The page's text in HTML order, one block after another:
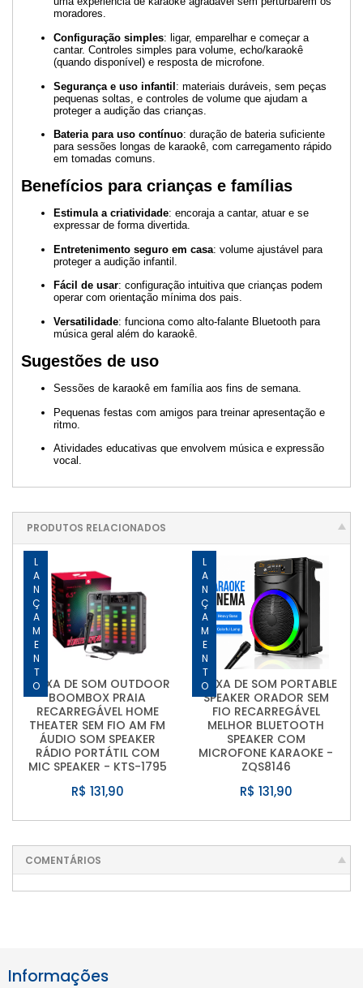
moradores.
Configuração simples: ligar, emparelhar e começar a
cantar. Controles simples para volume, echo/karaokê
(quando disponível) e resposta de microfone.
Segurança e uso infantil: materiais duráveis, sem peças
pequenas soltas, e controles de volume que ajudam a
proteger a audição das crianças.
Bateria para uso contínuo: duração de bateria suficiente
para sessões longas de karaokê, com carregamento rápido
em tomadas comuns.
Benefícios para crianças e famílias
Estimula a criatividade: encoraja a cantar, atuar e se
expressar de forma divertida.
Entretenimento seguro em casa: volume ajustável para
proteger a audição infantil.
Fácil de usar: configuração intuitiva que crianças podem
operar com orientação mínima dos pais.
Versatilidade: funciona como alto-falante Bluetooth para
música geral além do karaokê.
Sugestões de uso
Sessões de karaokê em família aos fins de semana.
Pequenas festas com amigos para treinar apresentação e
ritmo.
Atividades educativas que envolvem música e expressão
vocal.
PRODUTOS RELACIONADOS
LANÇAMENTO
CAIXA DE SOM OUTDOOR
BOOMBOX PRAIA
RECARREGÁVEL HOME
THEATER SEM FIO AM FM
ÁUDIO SOM SPEAKER
RÁDIO PORTÁTIL COM
MIC SPEAKER - KTS-1795
R$ 131,90
LANÇAMENTO
CAIXA DE SOM PORTABLE
SPEAKER ORADOR SEM
FIO RECARREGÁVEL
MELHOR BLUETOOTH
SPEAKER COM
MICROFONE KARAOKE -
ZQS8146
R$ 131,90
COMENTÁRIOS
Informações